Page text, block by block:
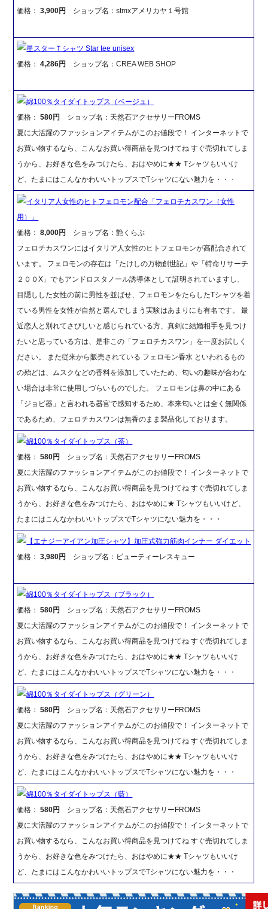
価格：3,900円 ショップ名：stmxアメリカヤ１号館
星スターＴシャツ Star tee unisex
価格：4,286円 ショップ名：CREA WEB SHOP
綿100％タイダイトップス（ベージュ）
価格：580円
ショップ名：天然石アクセサリーFROMS
夏に大活躍のファッションアイテムがこのお値段で！ インターネットで
お買い物するなら、こんなお買い得商品を見つけてね すぐ売切れてしま
うから、お好きな色をみつけたら、おはやめに★★ Tシャツもいいけ
ど、たまにはこんなかわいいトップスでTシャツにない魅力を・・・
イタリア人女性のヒトフェロモン配合「フェロチカスワン（女性
用）」
価格：8,000円
ショップ名：艶くらぶ
フェロチカスワンにはイタリア人女性のヒトフェロモンが高配合されて
います。 フェロモンの存在は「たけしの万物創世記」や「特命リサーチ
２００X」でもアンドロスタノール誘導体として証明されていますし、
目隠しした女性の前に男性を並ばせ、フェロモンをたらしたTシャツを着
ている男性を女性が自然と選んでしまう実験はあまりにも有名です。 最
近恋人と別れてさびしいと感じられている方、真剣に結婚相手を見つけ
たいと思っている方は、是非この「フェロチカスワン」を一度お試しく
ださい。 また従来から販売されている フェロモン香水 といわれるもの
の殆どは、ムスクなどの香料を添加していたため、匂いの趣味が合わな
い場合は非常に使用しづらいものでした。 フェロモンは鼻の中にある
「ジョビ器」と言われる器官で感知するため、本来匂いとは全く無関係
であるため、フェロチカスワンは無香のまま製品化しております。
綿100％タイダイトップス（茶）
価格：580円
ショップ名：天然石アクセサリーFROMS
夏に大活躍のファッションアイテムがこのお値段で！ インターネットで
お買い物するなら、こんなお買い得商品を見つけてね すぐ売切れてしま
うから、お好きな色をみつけたら、おはやめに★ Tシャツもいいけど、
たまにはこんなかわいいトップスでTシャツにない魅力を・・・
【エナジーアイアン加圧シャツ】加圧式強力筋肉インナー ダイエット
価格：3,980円 ショップ名：ビューティーレスキュー
綿100％タイダイトップス（ブラック）
価格：580円
ショップ名：天然石アクセサリーFROMS
夏に大活躍のファッションアイテムがこのお値段で！ インターネットで
お買い物するなら、こんなお買い得商品を見つけてね すぐ売切れてしま
うから、お好きな色をみつけたら、おはやめに★★ Tシャツもいいけ
ど、たまにはこんなかわいいトップスでTシャツにない魅力を・・・
綿100％タイダイトップス（グリーン）
価格：580円
ショップ名：天然石アクセサリーFROMS
夏に大活躍のファッションアイテムがこのお値段で！ インターネットで
お買い物するなら、こんなお買い得商品を見つけてね すぐ売切れてしま
うから、お好きな色をみつけたら、おはやめに★★ Tシャツもいいけ
ど、たまにはこんなかわいいトップスでTシャツにない魅力を・・・
綿100％タイダイトップス（藍）
価格：580円
ショップ名：天然石アクセサリーFROMS
夏に大活躍のファッションアイテムがこのお値段で！ インターネットで
お買い物するなら、こんなお買い得商品を見つけてね すぐ売切れてしま
うから、お好きな色をみつけたら、おはやめに★★ Tシャツもいいけ
ど、たまにはこんなかわいいトップスでTシャツにない魅力を・・・